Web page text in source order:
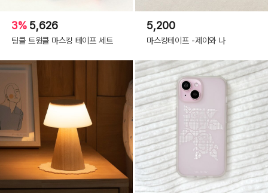
3% 5,626
팅클 트윙클 마스킹 테이프 세트
5,200
마스킹테이프 -제이와 나